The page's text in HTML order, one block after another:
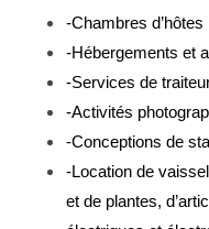
-Chambres d’hôtes
-Hébergements et
-Services de
-Activités
-Conceptions de
-Location de
et de plantes,